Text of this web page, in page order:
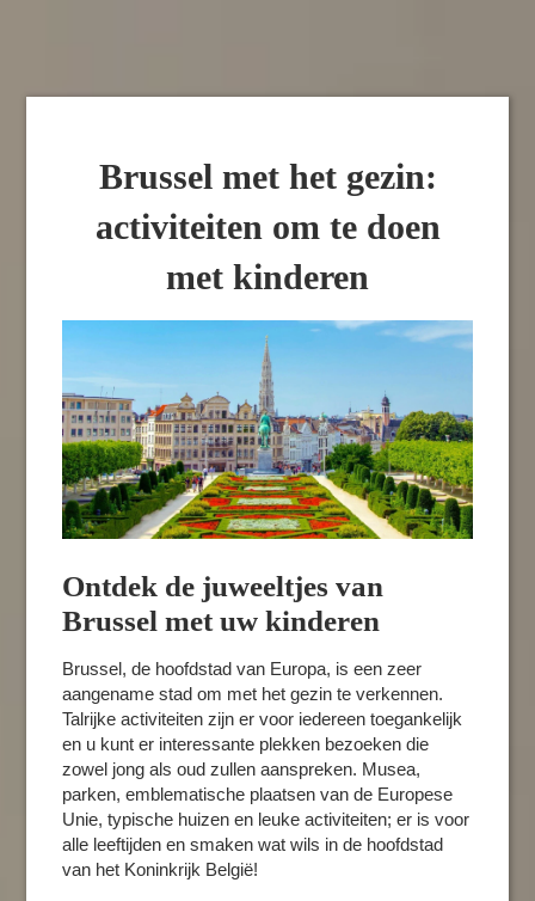
Brussel met het gezin:
activiteiten om te doen
met kinderen
Ontdek de juweeltjes van
Brussel met uw kinderen
Brussel, de hoofdstad van Europa, is een zeer
aangename stad om met het gezin te verkennen.
Talrijke activiteiten zijn er voor iedereen toegankelijk
en u kunt er interessante plekken bezoeken die
zowel jong als oud zullen aanspreken. Musea,
parken, emblematische plaatsen van de Europese
Unie, typische huizen en leuke activiteiten; er is voor
alle leeftijden en smaken wat wils in de hoofdstad
van het Koninkrijk België!​